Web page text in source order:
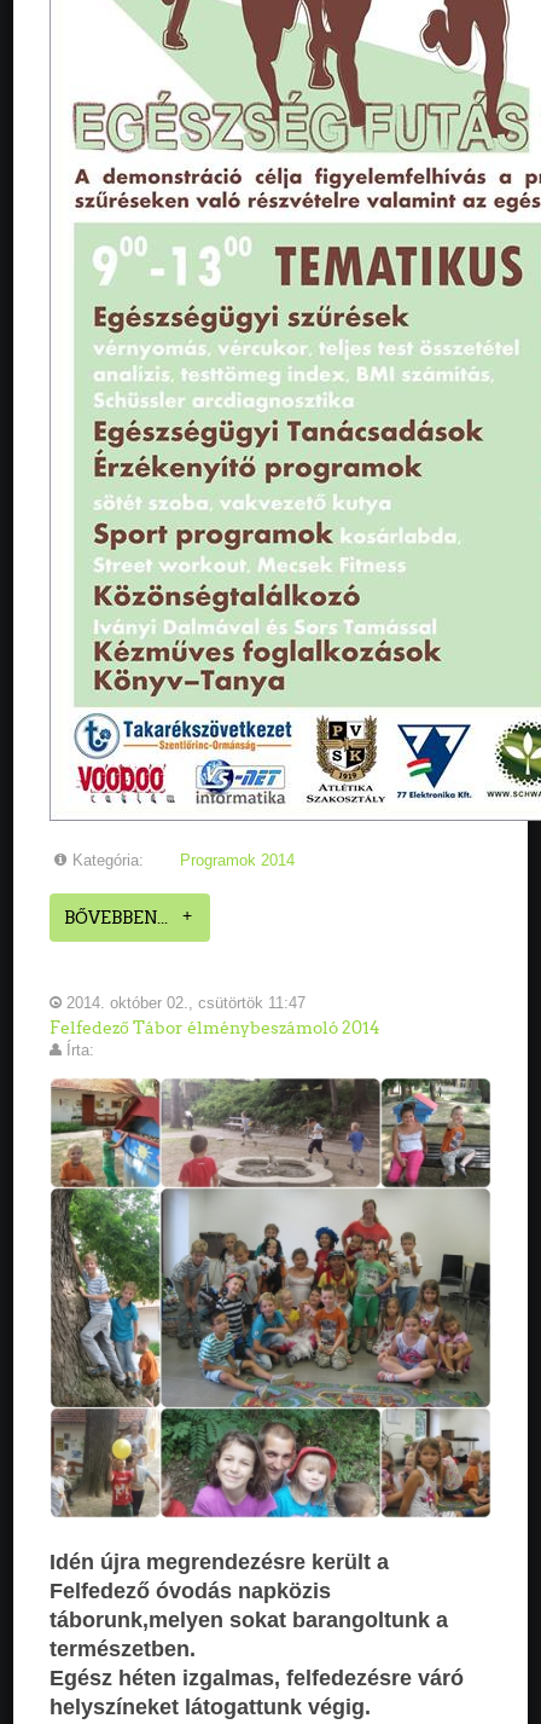
Kategória: Programok 2014
BŐVEBBEN...
2014. október 02., csütörtök 11:47
Felfedező Tábor élménybeszámoló 2014
Írta:
Idén újra megrendezésre került a
Felfedező óvodás napközis
táborunk,melyen sokat barangoltunk a
természetben.
Egész héten izgalmas, felfedezésre váró
helyszíneket látogattunk végig.